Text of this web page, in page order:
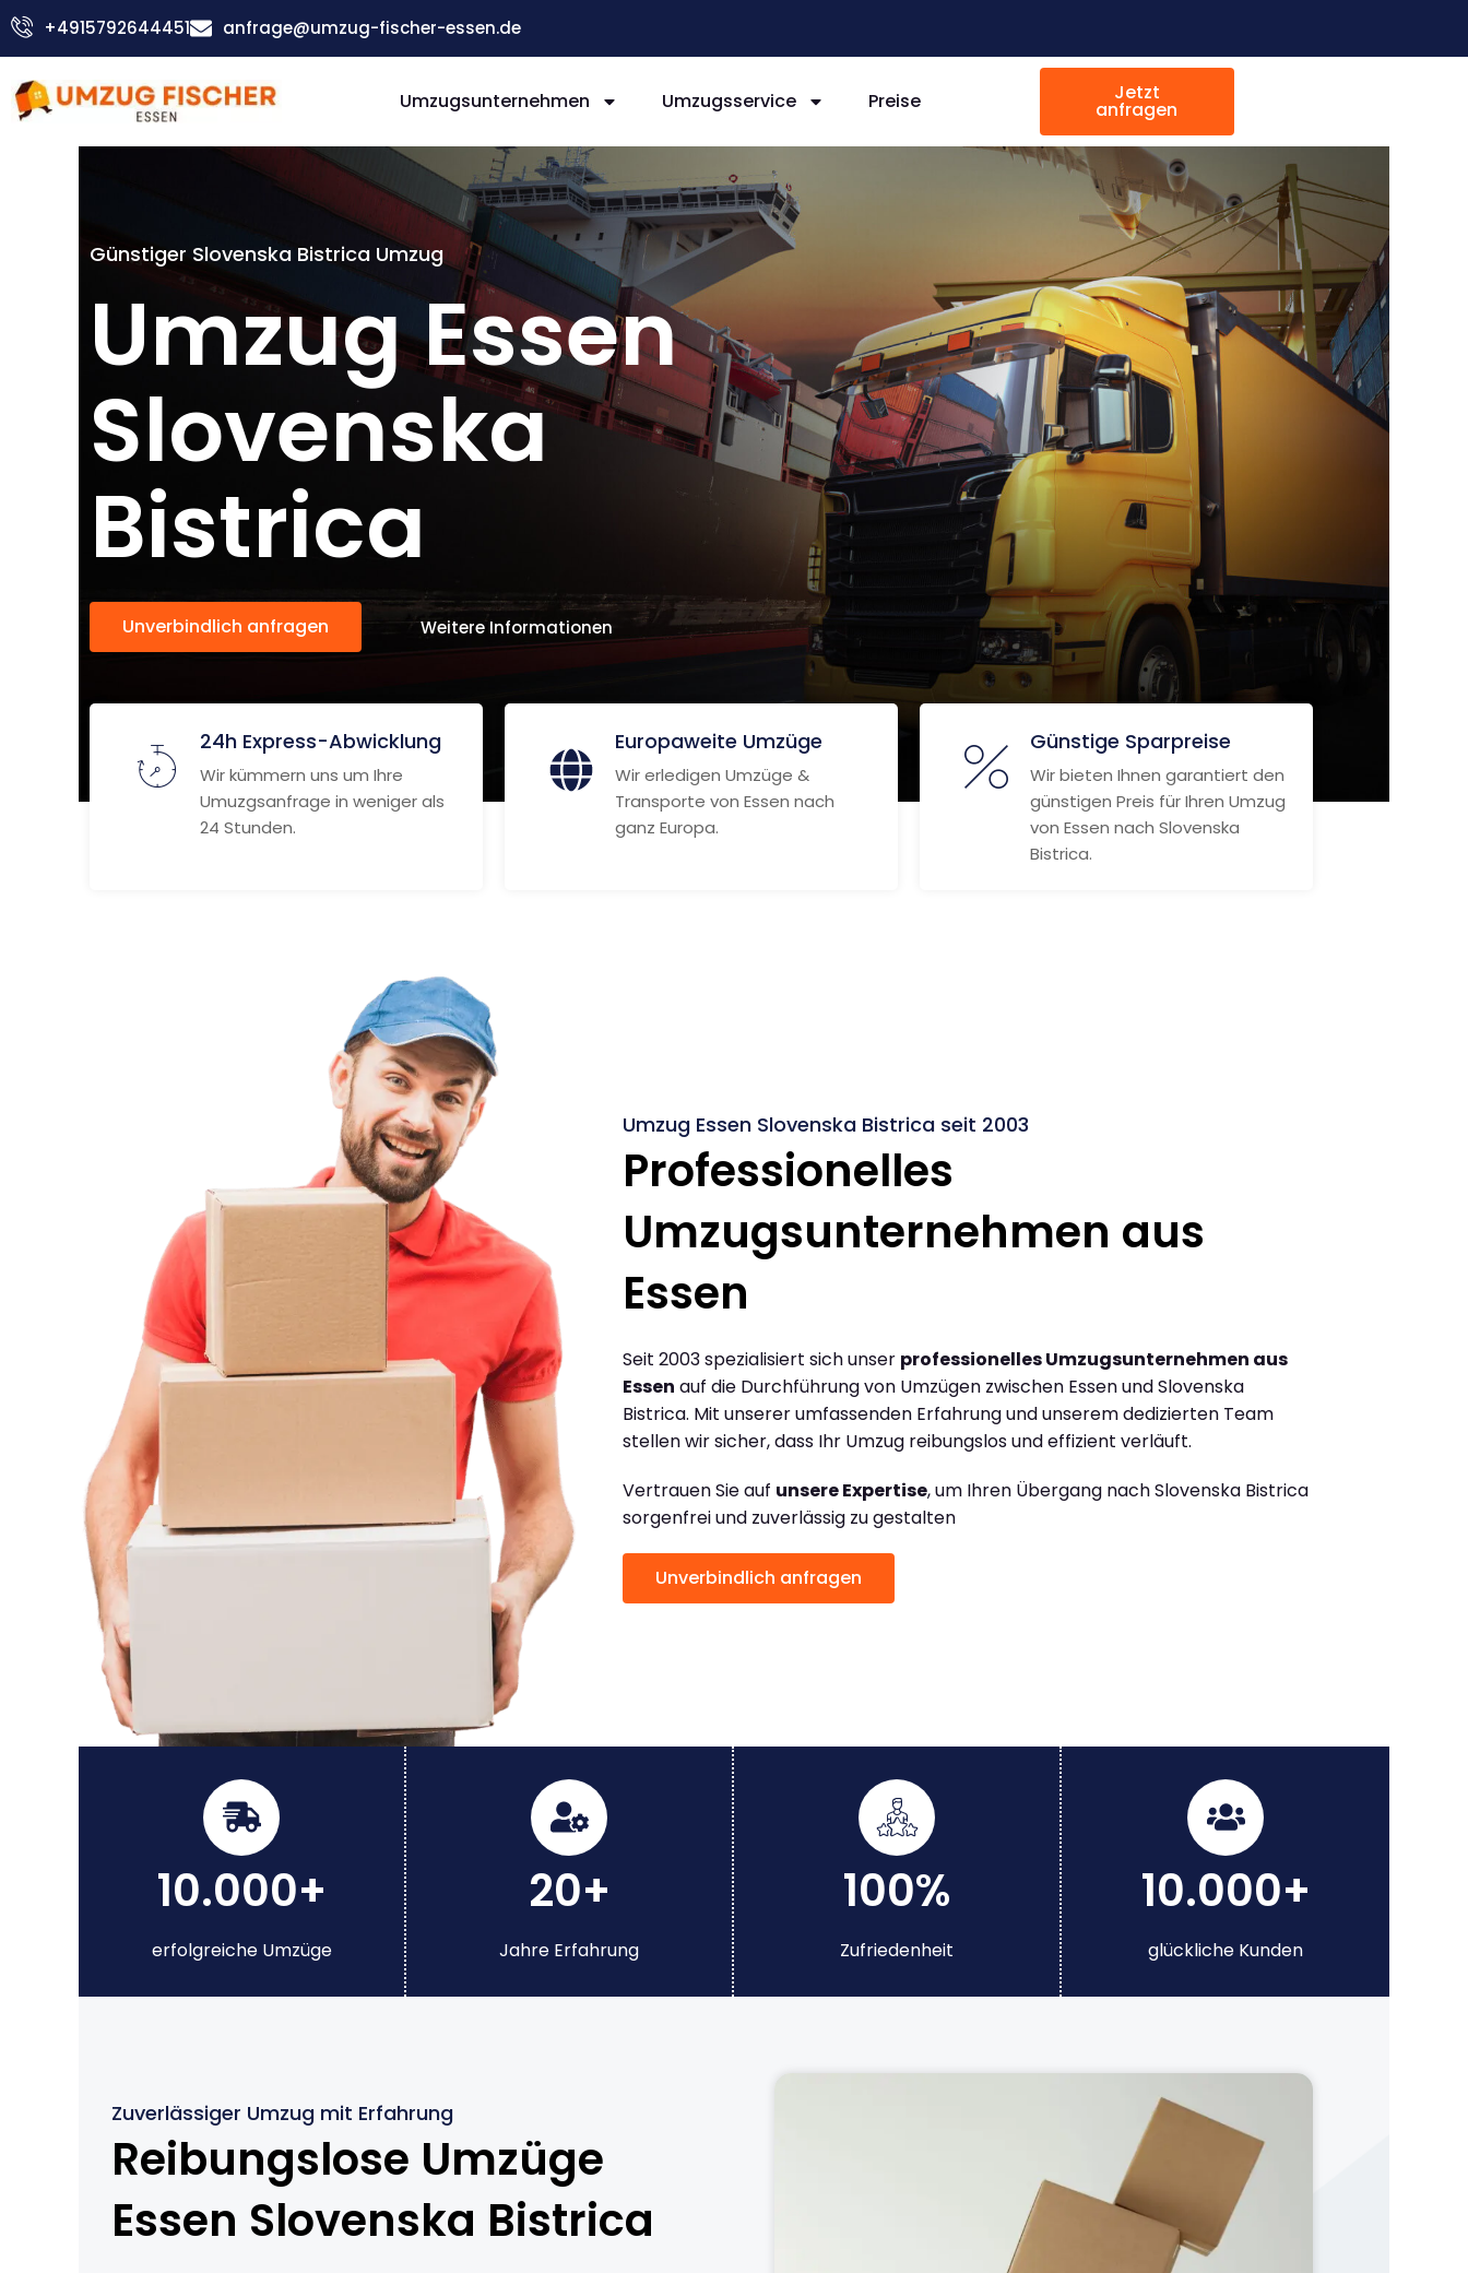
Zum
Inhalt
+4915792644451 anfrage@umzug-fischer-essen.de
Umzugsunternehmen Umzugsservice Preise Jetzt
anfragen
Günstiger Slovenska Bistrica Umzug
Umzug Essen
Slovenska
Bistrica
Unverbindlich anfragen Weitere Informationen
24h Express-Abwicklung
Wir kümmern uns um Ihre
Umuzgsanfrage in weniger als
24 Stunden.
Europaweite Umzüge
Wir erledigen Umzüge &
Transporte von Essen nach
ganz Europa.
Günstige Sparpreise
Wir bieten Ihnen garantiert den
günstigen Preis für Ihren Umzug
von Essen nach Slovenska
Bistrica.
Umzug Essen Slovenska Bistrica seit 2003
Professionelles
Umzugsunternehmen aus
Essen
Seit 2003 spezialisiert sich unser professionelles Umzugsunternehmen aus
Essen auf die Durchführung von Umzügen zwischen Essen und Slovenska
Bistrica. Mit unserer umfassenden Erfahrung und unserem dedizierten Team
stellen wir sicher, dass Ihr Umzug reibungslos und effizient verläuft.
Vertrauen Sie auf unsere Expertise, um Ihren Übergang nach Slovenska Bistrica
sorgenfrei und zuverlässig zu gestalten
Unverbindlich anfragen
10.000+
erfolgreiche Umzüge
20+
Jahre Erfahrung
100%
Zufriedenheit
10.000+
glückliche Kunden
Zuverlässiger Umzug mit Erfahrung
Reibungslose Umzüge
Essen Slovenska Bistrica